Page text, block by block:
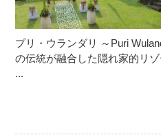
プリ・ウランダリ ～Puri
の伝統が融合した隠れ家的リ
...